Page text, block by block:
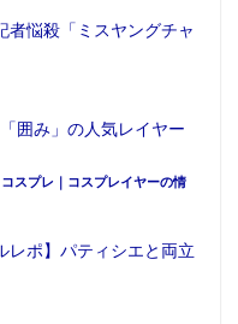
ペーネロペー
数料別途)
者悩殺「ミスヤングチャ
囲み」の人気レイヤー
コスプレ｜コスプレイヤーの情
レポ】パティシエと両立